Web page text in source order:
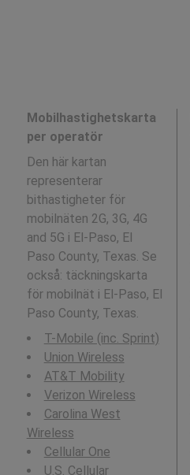
Mobilhastighetskarta
per operatör
Den här kartan
representerar
bithastigheter för
mobilnäten 2G, 3G, 4G
and 5G i El-Paso, El
Paso County, Texas. Se
också: täckningskarta
för mobilnät i El-Paso, El
Paso County, Texas.
T-Mobile (inc. Sprint)
Union Wireless
AT&T Mobility
Verizon Wireless
Carolina West
Wireless
Cellular One
U.S. Cellular